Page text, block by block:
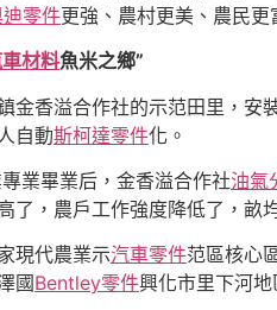
零件更強、農村更美、農民
材料魚米之鄉”
金香溢合作社的示范田里，安
自動斯柯達零件化。
業畢業后，金香溢合作社油氣
了，農戶工作強度降低了，畝
現代農業示汽車零件范區核心
國Bentley零件興化市里下河